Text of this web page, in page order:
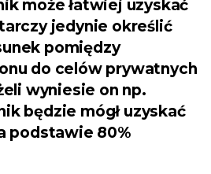
może łatwiej uzyskać
jedynie określić
pomiędzy
do celów prywatnych
wyniesie on np.
będzie mógł uzyskać
podstawie 80%